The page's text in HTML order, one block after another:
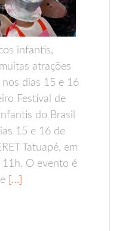
infantis,
atrações
dias 15 e 16
Festival de
do Brasil
15 e 16 de
Tatuapé, em
11h. O evento é
[…]